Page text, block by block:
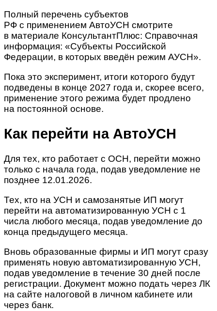
Полный перечень субъектов
РФ с применением АвтоУСН смотрите
в материале КонсультантПлюс: Справочная
информация: «Субъекты Российской
Федерации, в которых введён режим АУСН».
Пока это эксперимент, итоги которого будут
подведены в конце 2027 года и, скорее всего,
применение этого режима будет продлено
на постоянной основе.
Как перейти на АвтоУСН
Для тех, кто работает с ОСН, перейти можно
только с начала года, подав уведомление не
позднее 12.01.2026.
Тех, кто на УСН и самозанятые ИП могут
перейти на автоматизированную УСН с 1
числа любого месяца, подав уведомление до
конца предыдущего месяца.
Вновь образованные фирмы и ИП могут сразу
применять новую автоматизированную УСН,
подав уведомление в течение 30 дней после
регистрации. Документ можно подать через ЛК
на сайте налоговой в личном кабинете или
через банк.